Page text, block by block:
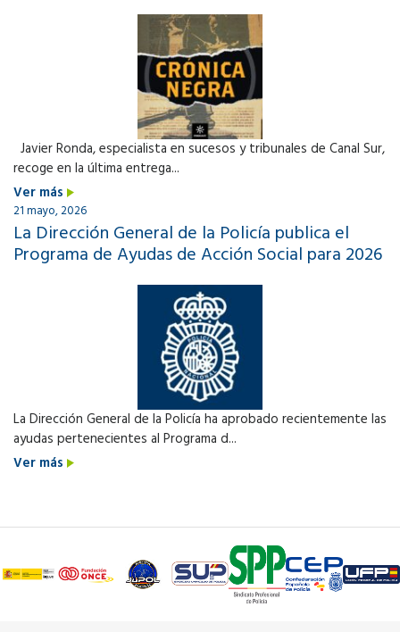
Javier Ronda, especialista en sucesos y tribunales de Canal Sur,
recoge en la última entrega...
Ver más
21 mayo, 2026
La Dirección General de la Policía publica el
Programa de Ayudas de Acción Social para 2026
La Dirección General de la Policía ha aprobado recientemente las
ayudas pertenecientes al Programa d...
Ver más